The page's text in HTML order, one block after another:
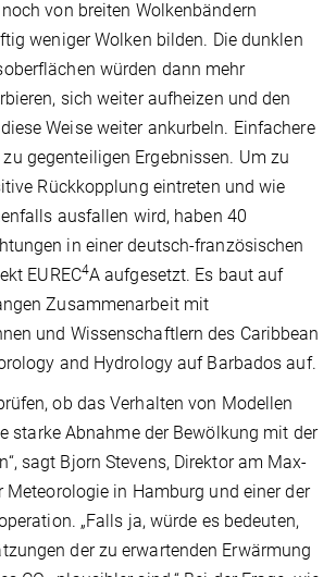
von breiten Wolkenbändern
weniger Wolken bilden. Die dunklen
würden dann mehr
sich weiter aufheizen und den
Weise weiter ankurbeln. Einfachere
gegenteiligen Ergebnissen. Um zu
Rückkopplung eintreten und wie
ausfallen wird, haben 40
in einer deutsch-französischen
EUREC4A aufgesetzt. Es baut auf
Zusammenarbeit mit
und Wissenschaftlern des Caribbean
and Hydrology auf Barbados auf.
ob das Verhalten von Modellen
starke Abnahme der Bewölkung mit der
sagt Bjorn Stevens, Direktor am Max-
in Hamburg und einer der
„Falls ja, würde es bedeuten,
der zu erwartenden Erwärmung